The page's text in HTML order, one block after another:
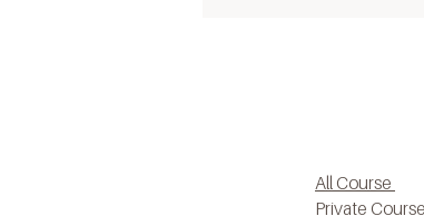
All Course
Private Course